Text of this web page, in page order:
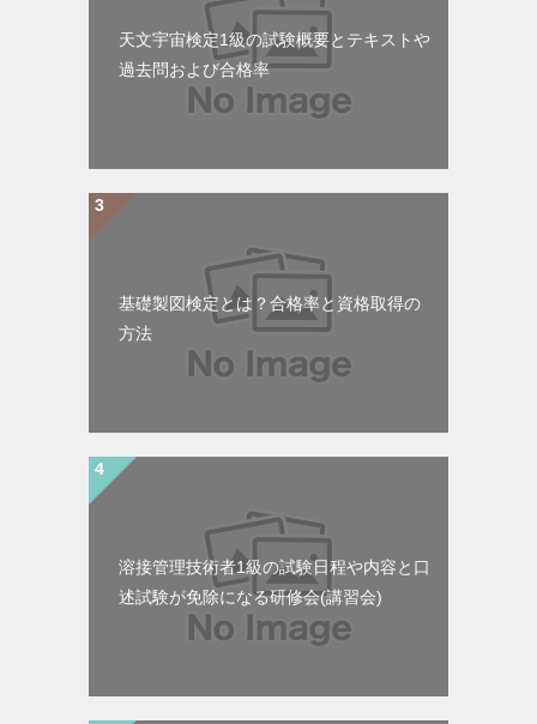
天文宇宙検定1級の試験概要とテキストや
過去問および合格率
基礎製図検定とは？合格率と資格取得の
方法
溶接管理技術者1級の試験日程や内容と口
述試験が免除になる研修会(講習会)